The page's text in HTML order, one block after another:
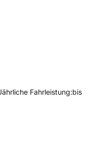
Fahrleistung:bis